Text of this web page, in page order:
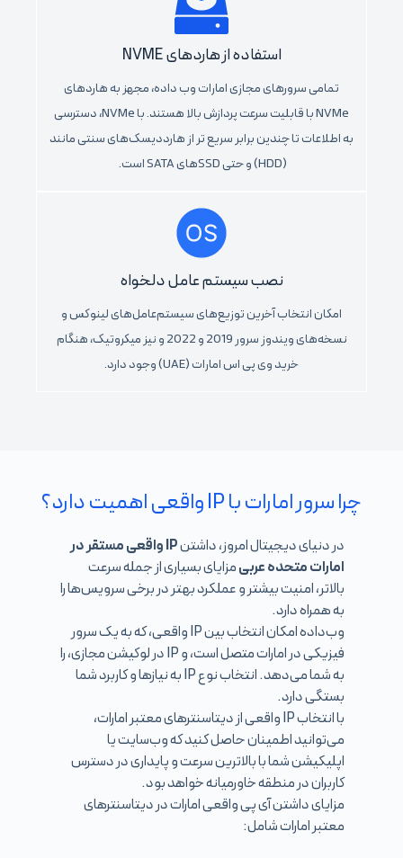
استفاده از هاردهای NVME
تمامی سرورهای مجازی امارات وب داده، مجهز به هاردهای
NVMe با قابلیت سرعت پردازش بالا هستند. با NVMe، دسترسی
به اطلاعات تا چندین برابر سریع تر از هارددیسک‌های سنتی مانند
(HDD) و حتی SSDهای SATA است.
نصب سیستم عامل دلخواه
امکان انتخاب آخرین توزیع‌های سیستم‌عامل‌های لینوکس و
نسخه‌های ویندوز سرور 2019 و 2022 و نیز میکروتیک، هنگام
خرید وی پی اس امارات (UAE) وجود دارد.
چرا سرور امارات با IP واقعی اهمیت دارد؟
در دنیای دیجیتال امروز، داشتن
IP واقعی مستقر در
امارات متحده عربیمزایای بسیاری از جمله سرعت
بالاتر، امنیت بیشتر و عملکرد بهتر در برخی سرویس‌ها را
به همراه دارد.
وب‌داده امکان انتخاب بین IP واقعی، که به یک سرور
فیزیکی در امارات متصل است، و IP در لوکیشن مجازی، را
به شما می‌دهد. انتخاب نوع IP به نیازها و کاربرد شما
بستگی دارد.
با انتخاب IP واقعی از دیتاسنترهای معتبر امارات،
می‌توانید اطمینان حاصل کنید که وب‌سایت یا
اپلیکیشن شما با بالاترین سرعت و پایداری در دسترس
کاربران در منطقه خاورمیانه خواهد بود.
مزایای داشتن آی پی واقعی امارات در دیتاسنترهای
معتبر امارات شامل: